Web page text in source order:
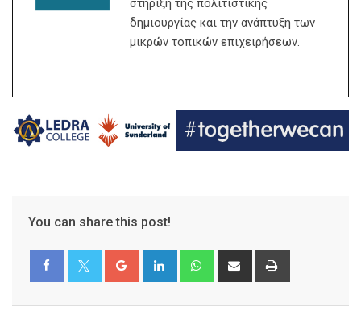
δημιουργίας και την ανάπτυξη των
μικρών τοπικών επιχειρήσεων.
You can share this post!
Google+ LinkedIn WhatsappShare